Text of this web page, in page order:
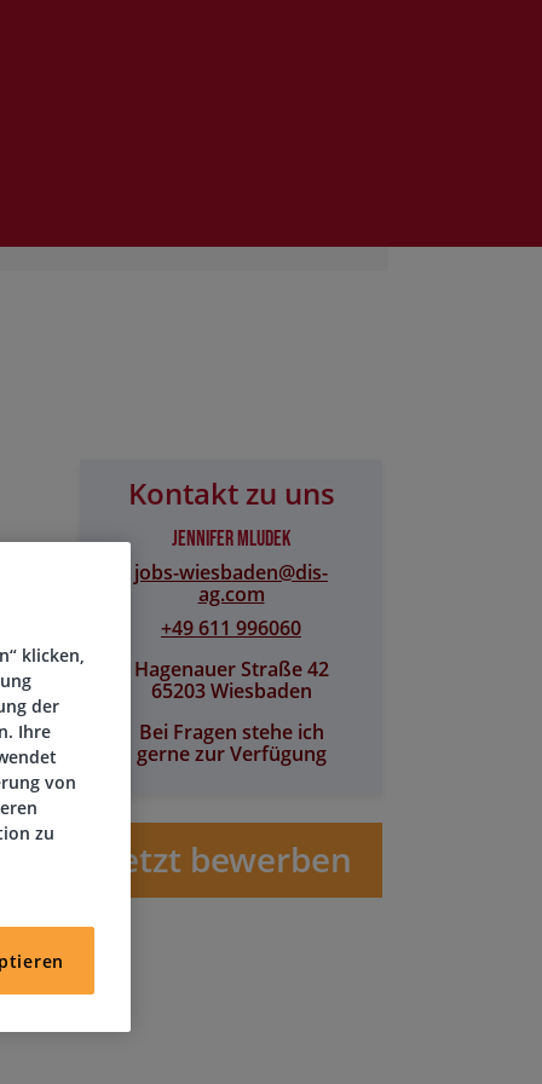
Kontakt zu uns
Jennifer Mludek
jobs-wiesbaden@​dis-
ag.com
+49 611 996060
Hagenauer Straße 42
65203 Wiesbaden
Bei Fragen stehe ich
gerne zur Verfügung
Jetzt bewerben
klicken,
der
Ihre
von
zu